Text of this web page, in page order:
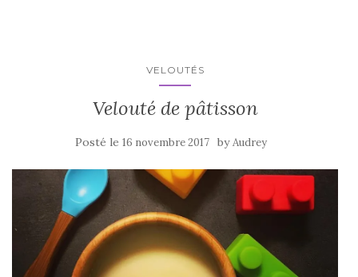
VELOUTÉS
Velouté de pâtisson
Posté le 16 novembre 2017 byAudrey